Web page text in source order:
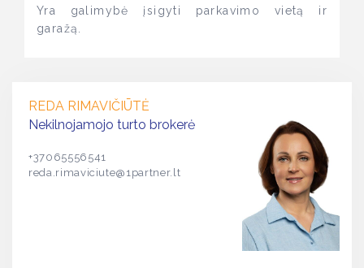
Yra galimybė įsigyti parkavimo vietą ir
garažą.
REDA RIMAVIČIŪTĖ
Nekilnojamojo turto brokerė
+37065556541
reda.rimaviciute@1partner.lt